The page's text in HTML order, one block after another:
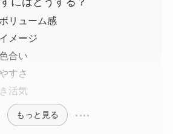
リューム感
メージ
合い
すさ
活気
もっと見る